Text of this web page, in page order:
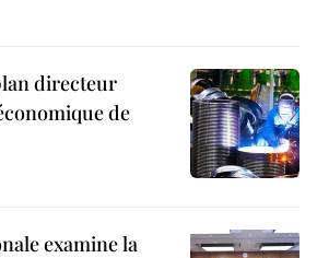
directeur
de
examine la